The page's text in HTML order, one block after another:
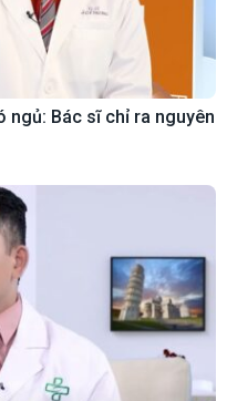
ngủ: Bác sĩ chỉ ra nguyên